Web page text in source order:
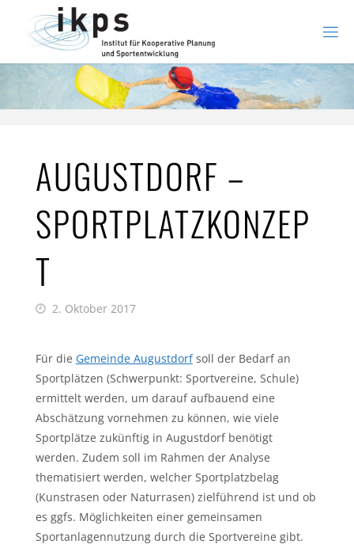
springen
AUGUSTDORF –
SPORTPLATZKONZEP
T
2. Oktober 2017
Für die Gemeinde Augustdorfsoll der Bedarf an
Sportplätzen (Schwerpunkt: Sportvereine, Schule)
ermittelt werden, um darauf aufbauend eine
Abschätzung vornehmen zu können, wie viele
Sportplätze zukünftig in Augustdorf benötigt
werden. Zudem soll im Rahmen der Analyse
thematisiert werden, welcher Sportplatzbelag
(Kunstrasen oder Naturrasen) zielführend ist und ob
es ggfs. Möglichkeiten einer gemeinsamen
Sportanlagennutzung durch die Sportvereine gibt.